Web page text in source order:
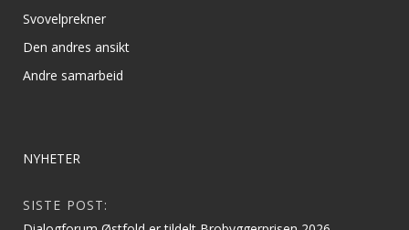
Svovelprekner
Den andres ansikt
Andre samarbeid
NYHETER
SISTE POST: